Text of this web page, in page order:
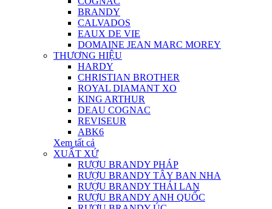
BRANDY
CALVADOS
EAUX DE VIE
DOMAINE JEAN MARC MOREY
THƯƠNG HIỆU
HARDY
CHRISTIAN BROTHER
ROYAL DIAMANT XO
KING ARTHUR
DEAU COGNAC
REVISEUR
ABK6
Xem tất cả
XUẤT XỨ
RƯỢU BRANDY PHÁP
RƯỢU BRANDY TÂY BAN NHA
RƯỢU BRANDY THÁI LAN
RƯỢU BRANDY ANH QUỐC